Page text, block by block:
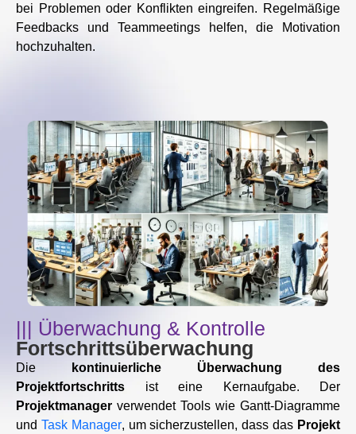
bei Problemen oder Konflikten eingreifen. Regelmäßige
Feedbacks und Teammeetings helfen, die Motivation
hochzuhalten.
||| Überwachung & Kontrolle
Fortschrittsüberwachung
Die
kontinuierliche Überwachung des
Projektfortschritts ist eine Kernaufgabe. Der
Projektmanager verwendet Tools wie Gantt-Diagramme
und Task Manager, um sicherzustellen, dass das Projekt